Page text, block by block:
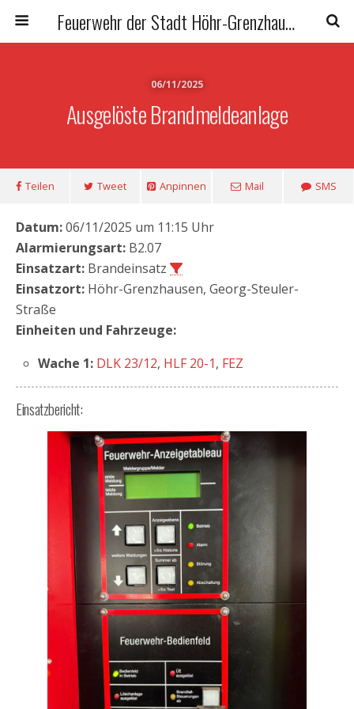
Feuerwehr der Stadt Höhr-Grenzhausen
06/11/2025
Ausgelöste Brandmeldeanlage
Teilen Tweet Anpinnen Mail SMS
Datum:06/11/2025 um 11:15 Uhr
Alarmierungsart: B2.07
Einsatzart: Brandeinsatz
Einsatzort: Höhr-Grenzhausen, Georg-Steuler-
Straße
Einheiten und Fahrzeuge:
Wache 1: DLK 23/12, HLF 20-1, FEZ
Einsatzbericht: